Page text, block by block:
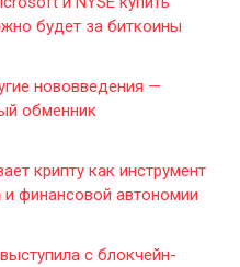
будет за биткоины
нововведения —
обменник
крипту как инструмент
финансовой автономии
с блокчейн-